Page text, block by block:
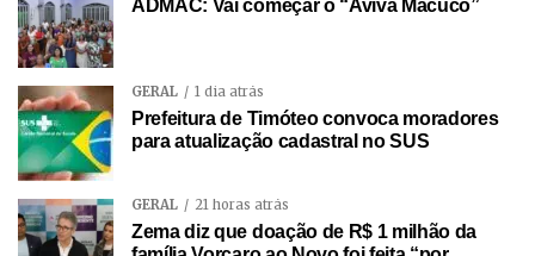
ADMAC: Vai começar o “Aviva Macuco”
GERAL 1 dia atrás
Prefeitura de Timóteo convoca moradores
para atualização cadastral no SUS
GERAL 21 horas atrás
Zema diz que doação de R$ 1 milhão da